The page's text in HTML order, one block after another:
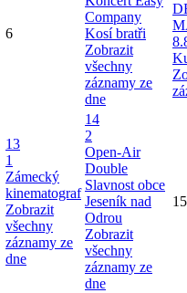
6
Company
Kosí bratři
Zobrazit
všechny
záznamy ze
dne
13
1
Zámecký
kinematograf
Zobrazit
všechny
záznamy ze
dne
14
2
Open-Air
Double
Slavnost obce
Jeseník nad
Odrou
Zobrazit
všechny
záznamy ze
dne
15